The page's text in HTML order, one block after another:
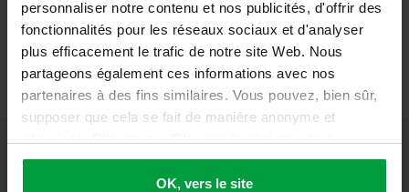
personnaliser notre contenu et nos publicités, d'offrir des
fonctionnalités pour les réseaux sociaux et d'analyser
plus efficacement le trafic de notre site Web. Nous
partageons également ces informations avec nos
partenaires à des fins similaires. Vous pouvez, bien sûr,
supposer que cela se fait de manière anonyme et
accepter ou ajustez manuellement vos préférences.
OK, vers le site
Détails